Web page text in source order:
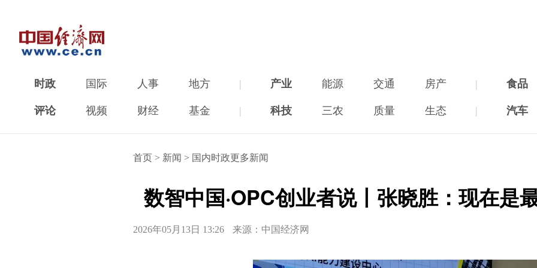
时政 国际 人事 地方 | 产业 能源 交通 房产 | 食品
评论 视频 财经 基金 | 科技 三农 质量 生态 | 汽车
首页 > 新闻 > 国内时政更多新闻
数智中国·OPC创业者说丨张晓胜：现在是
2026年05月13日 13:26 来源：中国经济网